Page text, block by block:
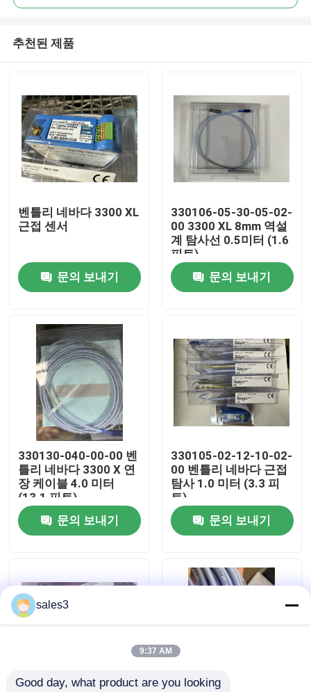
집
제품
우리 에 관한 것
공장 투어
저희와 연락
뉴스
News
피퍼 퓨치스 격리된 장벽
추천된 제품
벤틀리 네바다 3300 XL
근접 센서
문의 보내기
330106-05-30-05-02-
00 3300 XL 8mm 역설
계 탐사선 0.5미터 (1.6
피트)
문의 보내기
330130-040-00-00 벤
틀리 네바다 3300 X 연
장 케이블 4.0 미터
(13.1 피트)
문의 보내기
330105-02-12-10-02-
00 벤틀리 네바다 근접
탐사 1.0 미터 (3.3 피
트)
문의 보내기
sales3
9:37 AM
Good day, what product are you looking